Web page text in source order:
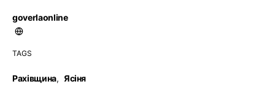
goverlaonline
TAGS
Рахівщина, Ясіня